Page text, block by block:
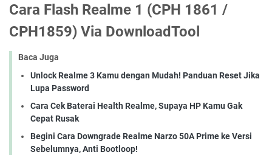
Cara Flash Realme 1 (CPH 1861 /
CPH1859) Via DownloadTool
Baca Juga
Unlock Realme 3 Kamu dengan Mudah! Panduan Reset Jika
Lupa Password
Cara Cek Baterai Health Realme, Supaya HP Kamu Gak
Cepat Rusak
Begini Cara Downgrade Realme Narzo 50A Prime ke Versi
Sebelumnya, Anti Bootloop!